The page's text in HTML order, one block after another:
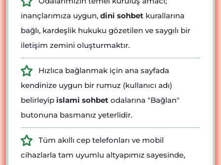
inançlarımıza uygun, dini sohbet kurallarına
bağlı, kardeşlik hukuku gözetilen ve saygılı bir
iletişim zemini oluşturmaktır.
Hızlıca bağlanmak için ana sayfada
kendinize uygun bir rumuz (kullanıcı adı)
belirleyip islami sohbet odalarına "Bağlan"
butonuna basmanız yeterlidir.
Tüm akıllı cep telefonları ve mobil
cihazlarla tam uyumlu altyapımız sayesinde,